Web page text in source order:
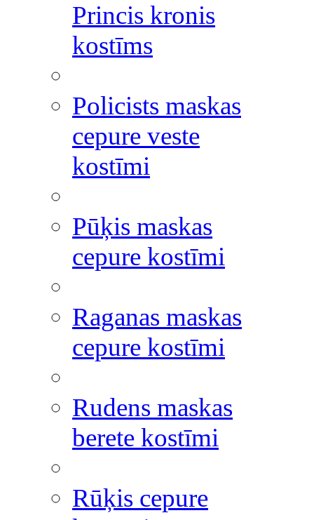
Princis kronis
kostīms
Policists maskas
cepure veste
kostīmi
Pūķis maskas
cepure kostīmi
Raganas maskas
cepure kostīmi
Rudens maskas
berete kostīmi
Rūķis cepure